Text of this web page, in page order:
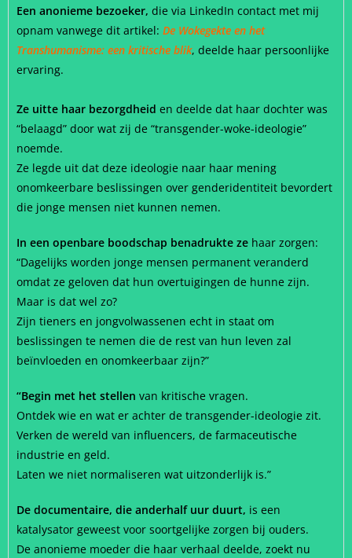
Een anonieme bezoeker, die via LinkedIn contact met mij
opnam vanwege dit artikel: De Wokegekte en het
Transhumanisme: een kritische blik, deelde haar persoonlijke
ervaring.
Ze uitte haar bezorgdheid en deelde dat haar dochter was
“belaagd” door wat zij de “transgender-woke-ideologie”
noemde.
Ze legde uit dat deze ideologie naar haar mening
onomkeerbare beslissingen over genderidentiteit bevordert
die jonge mensen niet kunnen nemen.
In een openbare boodschap benadrukte ze haar zorgen:
“Dagelijks worden jonge mensen permanent veranderd
omdat ze geloven dat hun overtuigingen de hunne zijn.
Maar is dat wel zo?
Zijn tieners en jongvolwassenen echt in staat om
beslissingen te nemen die de rest van hun leven zal
beïnvloeden en onomkeerbaar zijn?”
“Begin met het stellen van kritische vragen.
Ontdek wie en wat er achter de transgender-ideologie zit.
Verken de wereld van influencers, de farmaceutische
industrie en geld.
Laten we niet normaliseren wat uitzonderlijk is.”
De documentaire, die anderhalf uur duurt, is een
katalysator geweest voor soortgelijke zorgen bij ouders.
De anonieme moeder die haar verhaal deelde, zoekt nu